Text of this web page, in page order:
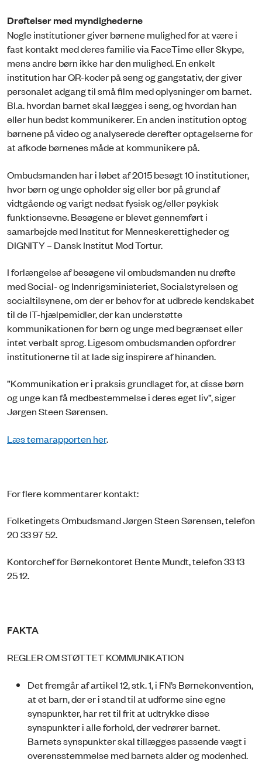
Drøftelser med myndighederne
Nogle institutioner giver børnene mulighed for at være i
fast kontakt med deres familie via FaceTime eller Skype,
mens andre børn ikke har den mulighed. En enkelt
institution har QR-koder på seng og gangstativ, der giver
personalet adgang til små film med oplysninger om barnet.
Bl.a. hvordan barnet skal lægges i seng, og hvordan han
eller hun bedst kommunikerer. En anden institution optog
børnene på video og analyserede derefter optagelserne for
at afkode børnenes måde at kommunikere på.
Ombudsmanden har i løbet af 2015 besøgt 10 institutioner,
hvor børn og unge opholder sig eller bor på grund af
vidtgående og varigt nedsat fysisk og/eller psykisk
funktionsevne. Besøgene er blevet gennemført i
samarbejde med Institut for Menneskerettigheder og
DIGNITY – Dansk Institut Mod Tortur.
I forlængelse af besøgene vil ombudsmanden nu drøfte
med Social- og Indenrigsministeriet, Socialstyrelsen og
socialtilsynene, om der er behov for at udbrede kendskabet
til de IT-hjælpemidler, der kan understøtte
kommunikationen for børn og unge med begrænset eller
intet verbalt sprog. Ligesom ombudsmanden opfordrer
institutionerne til at lade sig inspirere af hinanden.
”Kommunikation er i praksis grundlaget for, at disse børn
og unge kan få medbestemmelse i deres eget liv”, siger
Jørgen Steen Sørensen.
Læs temarapporten her.
For flere kommentarer kontakt:
Folketingets Ombudsmand Jørgen Steen Sørensen, telefon
20 33 97 52.
Kontorchef for Børnekontoret Bente Mundt, telefon 33 13
25 12.
FAKTA
REGLER OM STØTTET KOMMUNIKATION
Det fremgår af artikel 12, stk. 1, i FN’s Børnekonvention,
at et barn, der er i stand til at udforme sine egne
synspunkter, har ret til frit at udtrykke disse
synspunkter i alle forhold, der vedrører barnet.
Barnets synspunkter skal tillægges passende vægt i
overensstemmelse med barnets alder og modenhed.